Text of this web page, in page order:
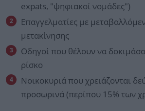
expats, "ψηφιακοί νομάδες")
Επαγγελματίες με
μετακίνησης
Οδηγοί που θέλουν να
ρίσκο
Νοικοκυριά που χρειάζονται
προσωρινά (περίπου 15% των